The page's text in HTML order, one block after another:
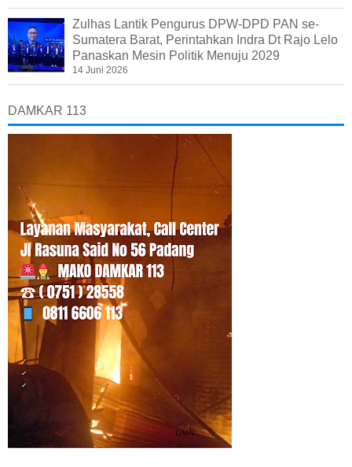
Zulhas Lantik Pengurus DPW-DPD PAN se-
Sumatera Barat, Perintahkan Indra Dt Rajo Lelo
Panaskan Mesin Politik Menuju 2029
14 Juni 2026
DAMKAR 113